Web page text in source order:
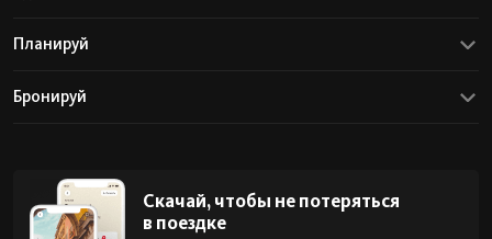
Планируй
Бронируй
Скачай, чтобы не потеряться
в поездке